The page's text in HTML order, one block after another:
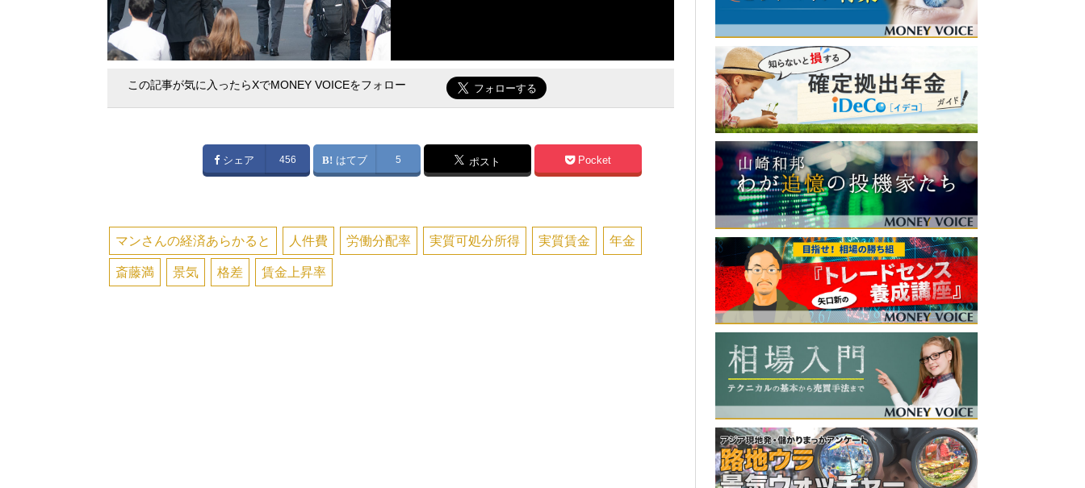
この記事が気に入ったらXでMONEY VOICEをフォロー
シェア 456 はてブ 5 ポスト Pocket
マンさんの経済あらかると 人件費 労働分配率 実質可処分所得 実質賃金 年金
斎藤満 景気 格差 賃金上昇率